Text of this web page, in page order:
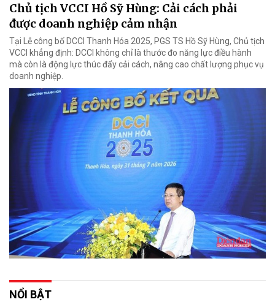
Chủ tịch VCCI Hồ Sỹ Hùng: Cải cách phải
được doanh nghiệp cảm nhận
Tại Lễ công bố DCCI Thanh Hóa 2025, PGS TS Hồ Sỹ Hùng, Chủ tịch
VCCI khẳng định: DCCI không chỉ là thước đo năng lực điều hành
mà còn là động lực thúc đẩy cải cách, nâng cao chất lượng phục vụ
doanh nghiệp.
NỔI BẬT